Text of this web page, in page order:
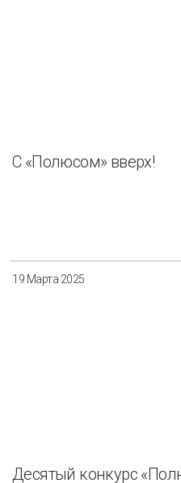
C «Полюсом» вверх!
19 Марта 2025
Десятый конкурс